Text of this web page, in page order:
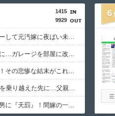
1415
9929
【驚愕】浮気相手がストーカーして元汚嫁に夜ばい未遂→逮捕ｗｗｗ
【悲報】嫁の実家に住むことに…ガレージを部屋に改造したらまさかの結果wwwww
【驚愕】嫁ニーで救急車騒ぎ！その悲惨な結末がこれｗｗｗ
【衝撃】20年前の家庭内暴力を乗り越えた先に…父親が亡くなって、心が解放された理由がコレｗｗｗｗ
【復讐】浮気した嫁とその間男に『天罰』！間嫁の一手で両者とも職も金も失い…ｗｗｗｗ
6